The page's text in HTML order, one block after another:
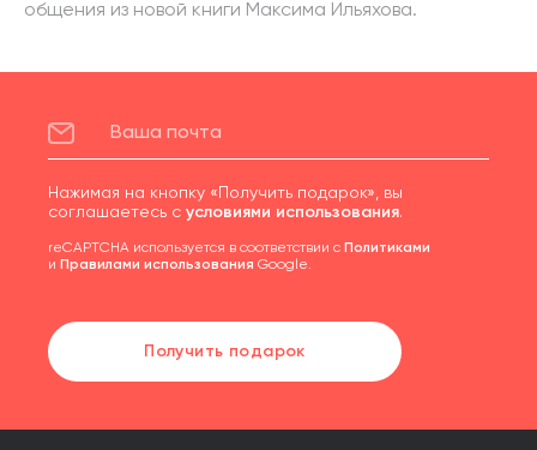
общения из новой книги Максима Ильяхова.
Нажимая на кнопку «Получить подарок», вы
соглашаетесь с условиями использования.
reCAPTCHA используется в соответствии с Политиками
и Правилами использования Google.
Получить подарок